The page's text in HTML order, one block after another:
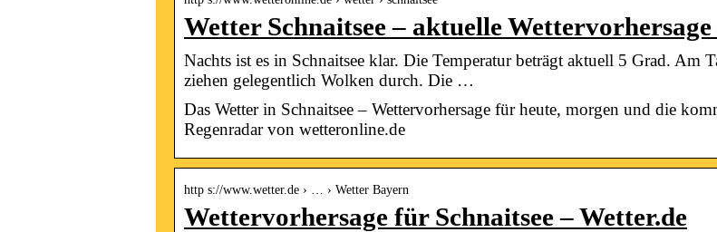
Wetter Schnaitsee – aktuelle
Nachts ist es in Schnaitsee klar. Die Temperatur beträgt aktuell 5 Grad. Am
ziehen gelegentlich Wolken durch. Die …
Das Wetter in Schnaitsee – Wettervorhersage für heute, morgen und die
Regenradar von wetteronline.de
http s://www.wetter.de › … › Wetter Bayern
Wettervorhersage für Schnaitsee – Wetter.de